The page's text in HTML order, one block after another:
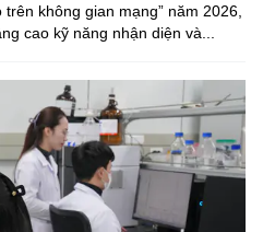
không gian mạng” năm 2026,
cao kỹ năng nhận diện và...